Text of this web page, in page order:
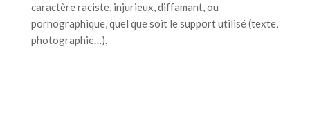
caractère raciste, injurieux, diffamant, ou
pornographique, quel que soit le support utilisé (texte,
photographie…).